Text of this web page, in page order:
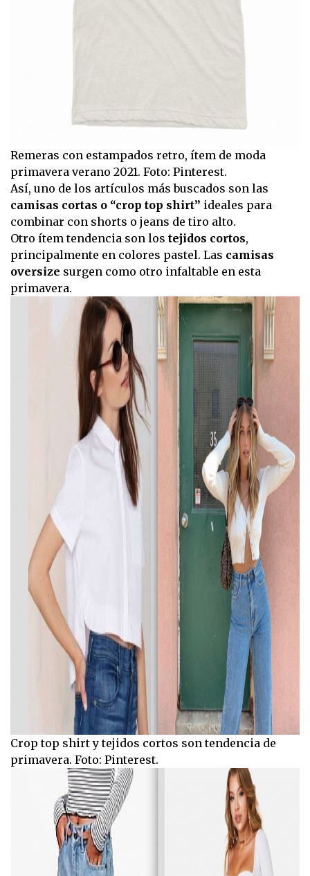
Remeras con estampados retro, ítem de moda
primavera verano 2021. Foto: Pinterest.
Así, uno de los artículos más buscados son las
camisas cortas o “crop top shirt” ideales para
combinar con shorts o jeans de tiro alto.
Otro ítem tendencia son los tejidos cortos,
principalmente en colores pastel. Las camisas
oversize surgen como otro infaltable en esta
primavera.
Crop top shirt y tejidos cortos son tendencia de
primavera. Foto: Pinterest.